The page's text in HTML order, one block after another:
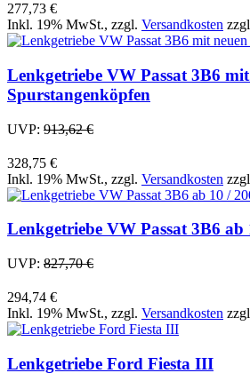
277,73 €
Inkl. 19% MwSt., zzgl. Versandkosten
Lenkgetriebe VW Passat 3B6
Spurstangenköpfen
UVP: 913,62 €
328,75 €
Inkl. 19% MwSt., zzgl. Versandkosten
Lenkgetriebe VW Passat 3B6 ab
UVP: 827,70 €
294,74 €
Inkl. 19% MwSt., zzgl. Versandkosten
Lenkgetriebe Ford Fiesta III